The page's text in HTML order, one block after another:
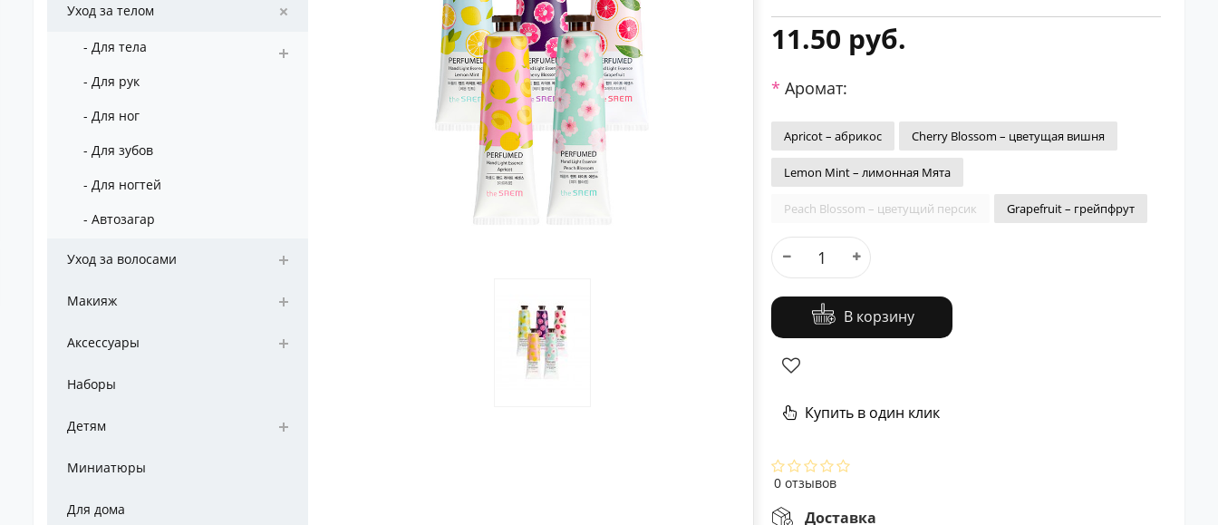
Уход за телом
- Для тела
- Для рук
- Для ног
- Для зубов
- Для ногтей
- Автозагар
Уход за волосами
Макияж
Аксессуары
Наборы
Детям
Миниатюры
Для дома
11.50 руб.
Аромат:
Apricot – абрикос Cherry Blossom – цветущая вишня
Lemon Mint – лимонная Мята
Peach Blossom – цветущий персик Grapefruit – грейпфрут
В корзину
Купить в один клик
0 отзывов
Доставка